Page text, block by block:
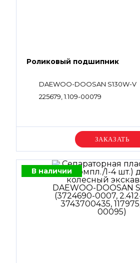
Роликовый подшипник
DAEWOO-DOOSAN S130W-V
225679, 1.109-00079
Уточняйте цену
В наличии